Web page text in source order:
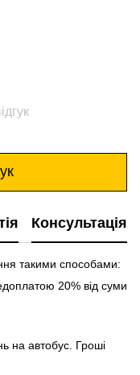
Консультація
такими способами:
20% від суми
на автобус. Гроші